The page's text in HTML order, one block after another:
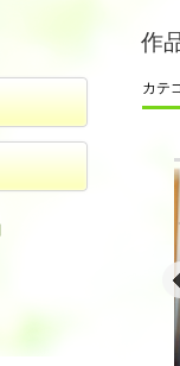
作
カテ